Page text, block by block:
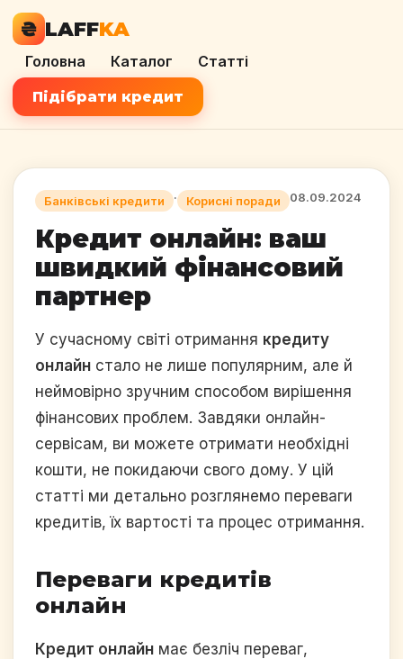
₴ LAFFKA
Головна Каталог Статті
Підібрати кредит
Банківські кредити · Корисні поради 08.09.2024
Кредит онлайн: ваш
швидкий фінансовий
партнер
У сучасному світі отримання кредиту
онлайн стало не лише популярним, але й
неймовірно зручним способом вирішення
фінансових проблем. Завдяки онлайн-
сервісам, ви можете отримати необхідні
кошти, не покидаючи свого дому. У цій
статті ми детально розглянемо переваги
кредитів, їх вартості та процес отримання.
Переваги кредитів
онлайн
Кредит онлайн має безліч переваг,